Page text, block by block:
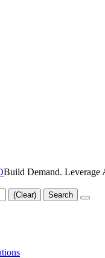
Build Demand. Leverage
(Clear) Search